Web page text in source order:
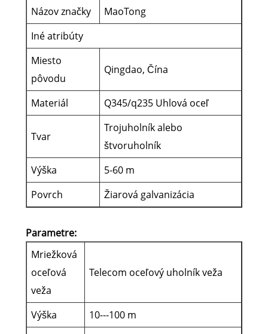
Názov značky
MaoTong
Iné atribúty
Miesto
pôvodu
Qingdao, Čína
Materiál Q345/q235 Uhlová oceľ
Tvar
Trojuholník alebo
štvoruholník
Výška
5-60 m
Povrch
Žiarová galvanizácia
Parametre:
Mriežková
oceľová
veža
Telecom oceľový uholník veža
Výška
10---100 m